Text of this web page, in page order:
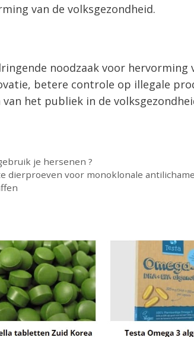
van de volksgezondheid.
noodzaak voor hervorming
betere controle op illegale
het publiek in de
je hersenen ?
dierproeven voor monoklonale